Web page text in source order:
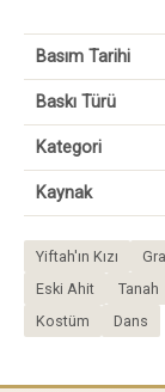
Basım Tarihi
Baskı Türü
Kategori
Kaynak
Yiftah'ın Kızı
Eski Ahit
Tanah
Kostüm
Dans